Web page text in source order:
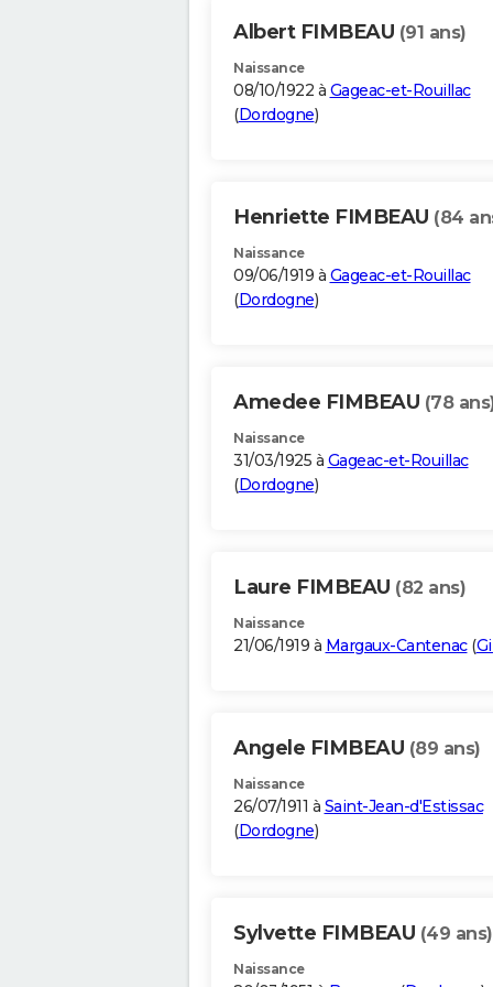
Albert FIMBEAU (91 ans)
Naissance
08/10/1922 à Gageac-et-Rouillac
(Dordogne)
Henriette FIMBEAU (84
Naissance
09/06/1919 à Gageac-et-Rouillac
(Dordogne)
Amedee FIMBEAU (78
Naissance
31/03/1925 à Gageac-et-Rouillac
(Dordogne)
Laure FIMBEAU (82 ans)
Naissance
21/06/1919 à Margaux-Cantenac(
Angele FIMBEAU (89 ans)
Naissance
26/07/1911 à Saint-Jean-d'Estissac
(Dordogne)
Sylvette FIMBEAU (49 ans)
Naissance